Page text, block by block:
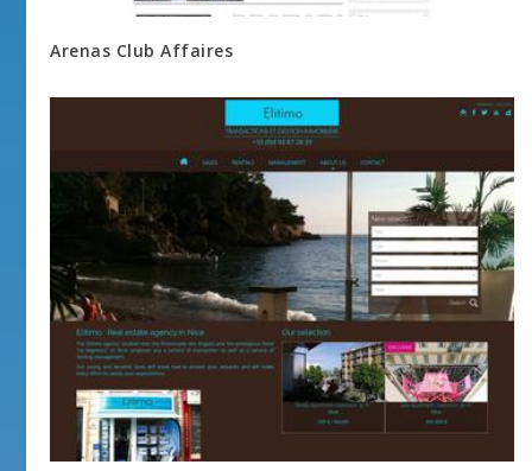
Arenas Club Affaires